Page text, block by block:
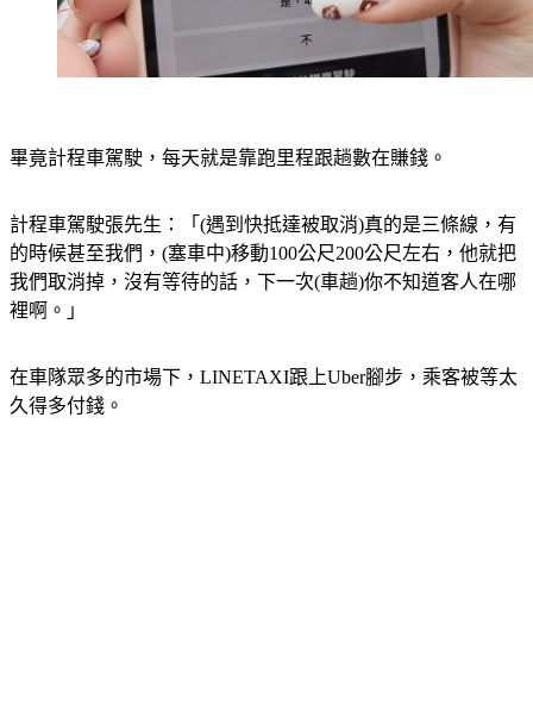
計程車駕駛張先生：「(遇到快抵達被取消)真的是三條線，有
的時候甚至我們，(塞車中)移動100公尺200公尺左右，他就把
我們取消掉，沒有等待的話，下一次(車趟)你不知道客人在哪
在車隊眾多的市場下，LINETAXI跟上Uber腳步，乘客被等太